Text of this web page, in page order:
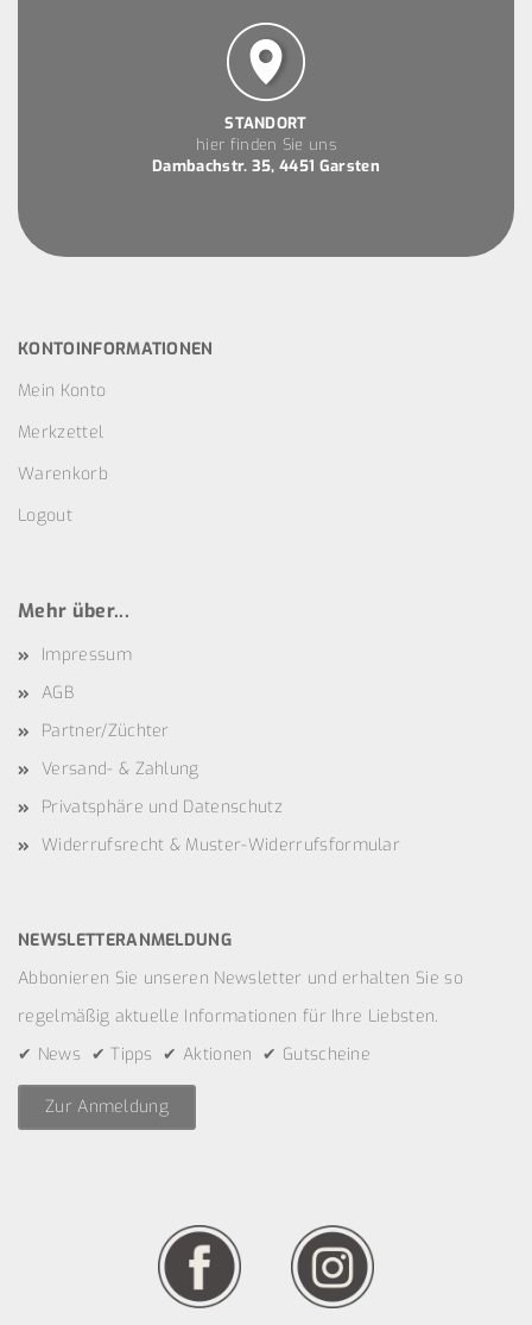
STANDORT
hier finden Sie uns
Dambachstr. 35, 4451 Garsten
KONTOINFORMATIONEN
Mein Konto
Merkzettel
Warenkorb
Logout
Mehr über...
Impressum
AGB
Partner/Züchter
Versand- & Zahlung
Privatsphäre und Datenschutz
Widerrufsrecht & Muster-Widerrufsformular
NEWSLETTERANMELDUNG
Abbonieren Sie unseren Newsletter und erhalten Sie so
regelmäßig aktuelle Informationen für Ihre Liebsten.
✔ News ✔ Tipps ✔ Aktionen ✔ Gutscheine
Zur Anmeldung